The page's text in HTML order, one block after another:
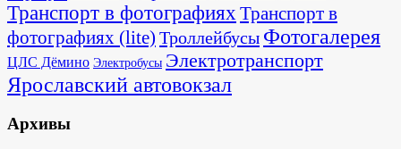
Транспорт в фотографияхТранспорт в
фотографиях (lite) Троллейбусы Фотогалерея
ЦЛС Дёмино Электробусы Электротранспорт
Ярославский автовокзал
Архивы